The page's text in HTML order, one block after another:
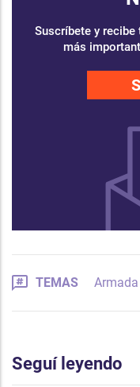
Suscríbete y
más
TEMAS Armada
Seguí leyendo